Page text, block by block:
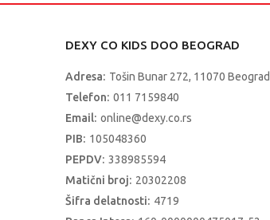
DEXY CO KIDS DOO BEOGRAD
Adresa: Tošin Bunar 272, 11070 Beograd
Telefon: 011 7159840
Email: online@dexy.co.rs
PIB: 105048360
PEPDV: 338985594
Matični broj: 20302208
Šifra delatnosti: 4719